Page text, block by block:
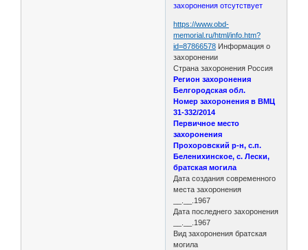
захоронения отсутствует
https://www.obd-
memorial.ru/html/info.htm?
id=87866578 Информация о
захоронении
Страна захоронения Россия
Регион захоронения
Белгородская обл.
Номер захоронения в ВМЦ
31-332/2014
Первичное место
захоронения
Прохоровский р-н, с.п.
Беленихинское, с. Лески,
братская могила
Дата создания современного
места захоронения
__.__.1967
Дата последнего захоронения
__.__.1967
Вид захоронения братская
могила